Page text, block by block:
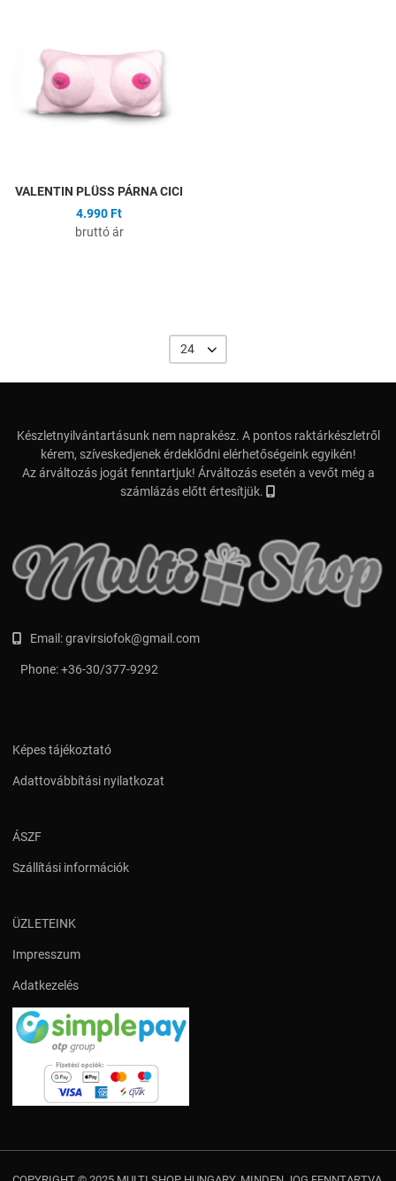
VALENTIN PLÜSS PÁRNA CICI
4.990 Ft
bruttó ár
24
Készletnyilvántartásunk nem naprakész. A pontos raktárkészletről
kérem, szíveskedjenek érdeklődni elérhetőségeink egyikén!
Az árváltozás jogát fenntartjuk! Árváltozás esetén a vevőt még a
számlázás előtt értesítjük.
Email:gravirsiofok@gmail.com
Phone:+36-30/377-9292
Képes tájékoztató
Adattovábbítási nyilatkozat
ÁSZF
Szállítási információk
ÜZLETEINK
Impresszum
Adatkezelés